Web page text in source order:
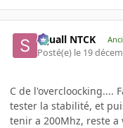
Squall NTCK
Posté(e) le 19
C de l'overcloocking....
tester la stabilité, et
tenir a 200Mhz, reste